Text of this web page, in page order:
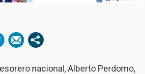
nacional, Alberto Perdomo,